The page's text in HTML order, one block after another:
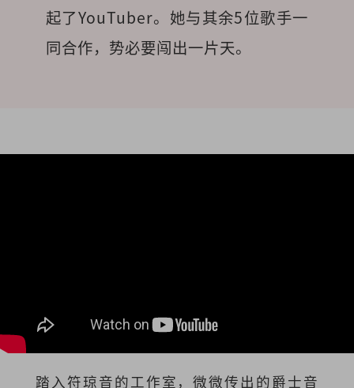
起了YouTuber。她与其余5位歌手一
同合作，势必要闯出一片天。
踏入符琼音的工作室，微微传出的爵士音